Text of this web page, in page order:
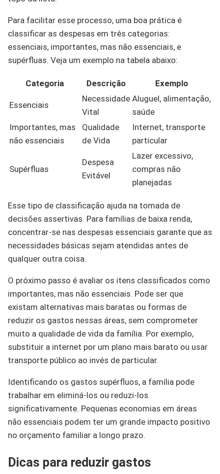
Para facilitar esse processo, uma boa prática é
classificar as despesas em três categorias:
essenciais, importantes, mas não essenciais, e
supérfluas. Veja um exemplo na tabela abaixo:
Categoria Descrição Exemplo
Essenciais
Necessidade
Vital
Aluguel, alimentação,
saúde
Importantes, mas
não essenciais
Qualidade
de Vida
Internet, transporte
particular
Supérfluas
Despesa
Evitável
Lazer excessivo,
compras não
planejadas
Esse tipo de classificação ajuda na tomada de
decisões assertivas. Para famílias de baixa renda,
concentrar-se nas despesas essenciais garante que as
necessidades básicas sejam atendidas antes de
qualquer outra coisa.
O próximo passo é avaliar os itens classificados como
importantes, mas não essenciais. Pode ser que
existam alternativas mais baratas ou formas de
reduzir os gastos nessas áreas, sem comprometer
muito a qualidade de vida da família. Por exemplo,
substituir a internet por um plano mais barato ou usar
transporte público ao invés de particular.
Identificando os gastos supérfluos, a família pode
trabalhar em eliminá-los ou reduzi-los
significativamente. Pequenas economias em áreas
não essenciais podem ter um grande impacto positivo
no orçamento familiar a longo prazo.
Dicas para reduzir gastos